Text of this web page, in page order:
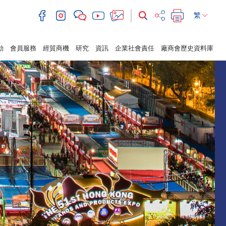
繁
會員服務 經貿商機 研究 資訊 企業社會責任 廠商會歷史資料庫